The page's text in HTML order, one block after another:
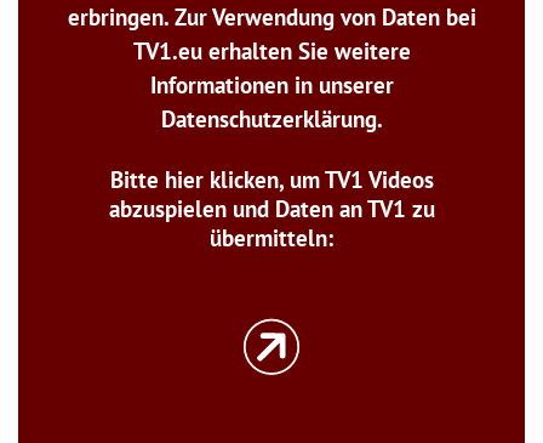
erbringen. Zur Verwendung von Daten bei
TV1.eu erhalten Sie weitere
Informationen in unserer
Datenschutzerklärung.
Bitte hier klicken, um TV1 Videos
abzuspielen und Daten an TV1 zu
übermitteln: